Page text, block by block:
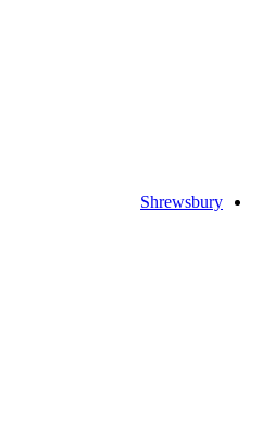
Shrewsbury